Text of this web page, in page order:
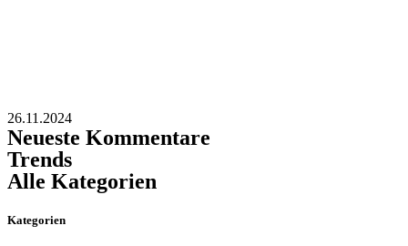
26.11.2024
Neueste Kommentare
Trends
Alle Kategorien
Kategorien